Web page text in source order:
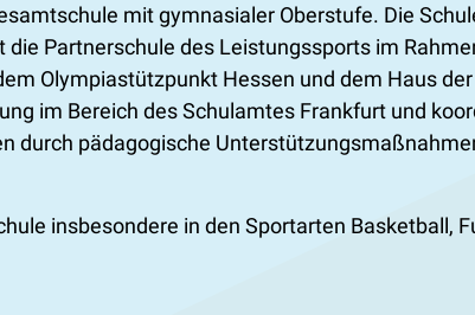
mit gymnasialer Oberstufe. Die
Partnerschule des Leistungssports im
Olympiastützpunkt Hessen und dem Haus
im Bereich des Schulamtes Frankfurt und
durch pädagogische
insbesondere in den Sportarten Basketball,